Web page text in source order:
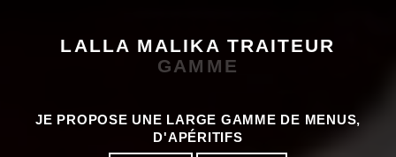
LALLA MALIKA TRAITEUR
GAMME
JE PROPOSE UNE LARGE GAMME DE MENUS,
D'APÉRITIFS